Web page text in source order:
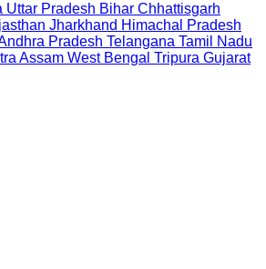
Uttar Pradesh Bihar Chhattisgarh
Jharkhand Himachal Pradesh
Pradesh Telangana Tamil Nadu
Assam West Bengal Tripura Gujarat